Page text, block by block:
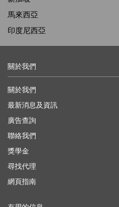
馬來西亞
印度尼西亞
關於我們
關於我們
最新消息及資訊
廣告查詢
聯絡我們
獎學金
尋找代理
網頁指南